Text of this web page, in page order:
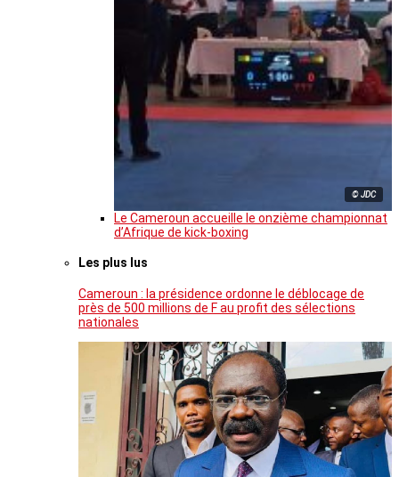
© JDC
Le Cameroun accueille le onzième championnat
d’Afrique de kick-boxing
Les plus lus
Cameroun : la présidence ordonne le déblocage de
près de 500 millions de F au profit des sélections
nationales